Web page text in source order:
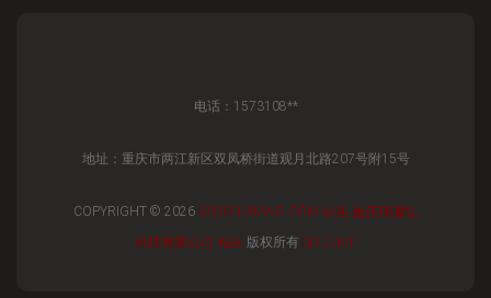
电话：1573108**
地址：重庆市两江新区双凤桥街道观月北路207号附15号
COPYRIGHT © 2026 WWW.UXMNG.COM 钻头 重庆翔源弘
科技有限公司 钻头 版权所有 SITEMAP